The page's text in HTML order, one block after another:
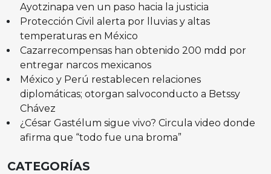
Ayotzinapa ven un paso hacia la justicia
Protección Civil alerta por lluvias y altas
temperaturas en México
Cazarrecompensas han obtenido 200 mdd por
entregar narcos mexicanos
México y Perú restablecen relaciones
diplomáticas; otorgan salvoconducto a Betssy
Chávez
¿César Gastélum sigue vivo? Circula video donde
afirma que “todo fue una broma”
CATEGORÍAS